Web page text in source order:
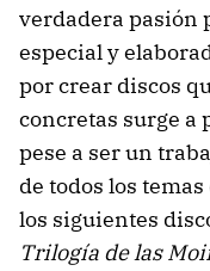
verdadera pasión
especial y
por crear discos
concretas surge a
pese a ser un
de todos los
los siguientes
Trilogía de las